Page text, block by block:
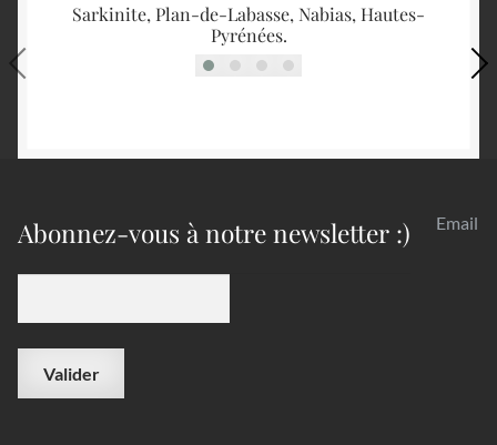
Sarkinite, Plan-de-Labasse, Nabias, Hautes-
Pyrénées.
Abonnez-vous à notre newsletter :) Email